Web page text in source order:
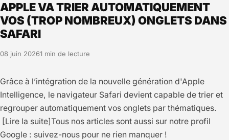
APPLE VA TRIER AUTOMATIQUEMENT
VOS (TROP NOMBREUX) ONGLETS DANS
SAFARI
08 juin 20261 min de lecture
Grâce à l’intégration de la nouvelle génération d'Apple
Intelligence, le navigateur Safari devient capable de trier et
regrouper automatiquement vos onglets par thématiques.
[Lire la suite]Tous nos articles sont aussi sur notre profil
Google : suivez-nous pour ne rien manquer !